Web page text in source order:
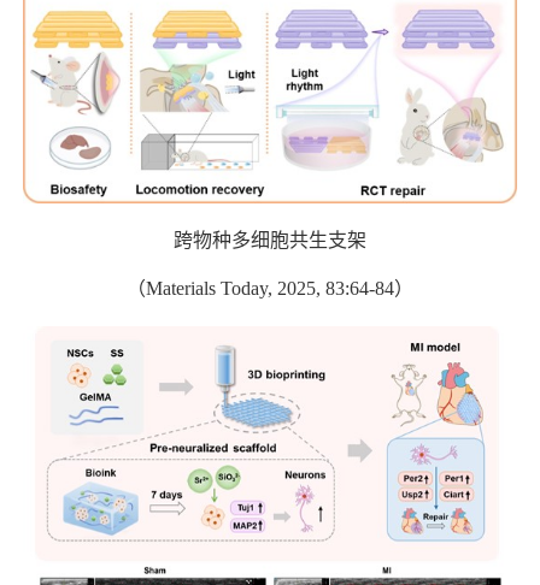
跨物种多细胞共生支架
（Materials Today, 2025, 83:64-84）